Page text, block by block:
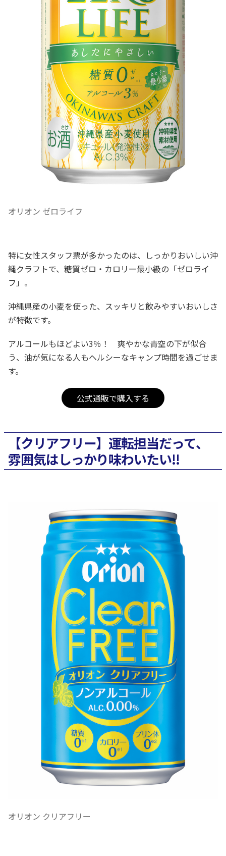
オリオン ゼロライフ
特に女性スタッフ票が多かったのは、しっかりおいしい沖
縄クラフトで、糖質ゼロ・カロリー最小級の「ゼロライ
フ」。
沖縄県産の小麦を使った、スッキリと飲みやすいおいしさ
が特徴です。
アルコールもほどよい3％！ 爽やかな青空の下が似合
う、油が気になる人もヘルシーなキャンプ時間を過ごせま
す。
公式通販で購入する
【クリアフリー】運転担当だって、
雰囲気はしっかり味わいたい!!
オリオン クリアフリー